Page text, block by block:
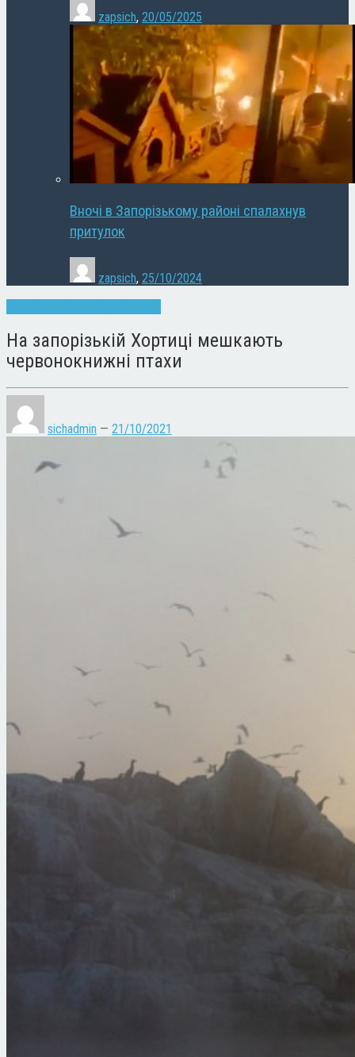
zapsich, 20/05/2025
Вночі в Запорізькому районі спалахнув
притулок
zapsich, 25/10/2024
На запорізькій Хортиці мешкають
червонокнижні птахи
sichadmin — 21/10/2021